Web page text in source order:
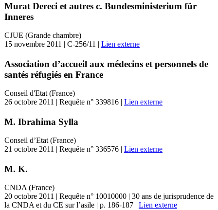
Murat Dereci et autres c. Bundesministerium für
Inneres
CJUE (Grande chambre)
15 novembre 2011 | C-256/11 | Lien externe
Association d’accueil aux médecins et personnels de
santés réfugiés en France
Conseil d'Etat (France)
26 octobre 2011 | Requête n° 339816 | Lien externe
M. Ibrahima Sylla
Conseil d’Etat (France)
21 octobre 2011 | Requête n° 336576 | Lien externe
M. K.
CNDA (France)
20 octobre 2011 | Requête n° 10010000 | 30 ans de jurisprudence de
la CNDA et du CE sur l’asile | p. 186-187 | Lien externe